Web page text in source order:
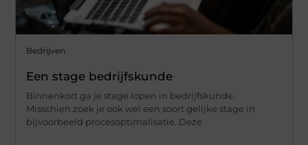
Bedrijven
Een stage bedrijfskunde
Binnenkort ga je stage lopen in bedrijfskunde.
Misschien zoek je ook wel een soort gelijke stage in
bijvoorbeeld procesoptimalisatie. Deze